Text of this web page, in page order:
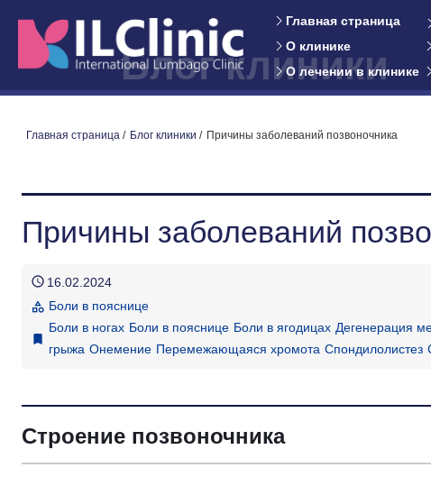
Главная страница
О клинике
О лечении в клинике
Блог клиники
Главная страница / Блог клиники / Причины заболеваний позвоночника
Причины заболеваний
schedule 16.02.2024
category Боли в пояснице
bookmark
Боли в ногах Боли в пояснице Боли в ягодицах Дегенерация
грыжа Онемение Перемежающаяся хромота Спондилолистез
Строение позвоночника